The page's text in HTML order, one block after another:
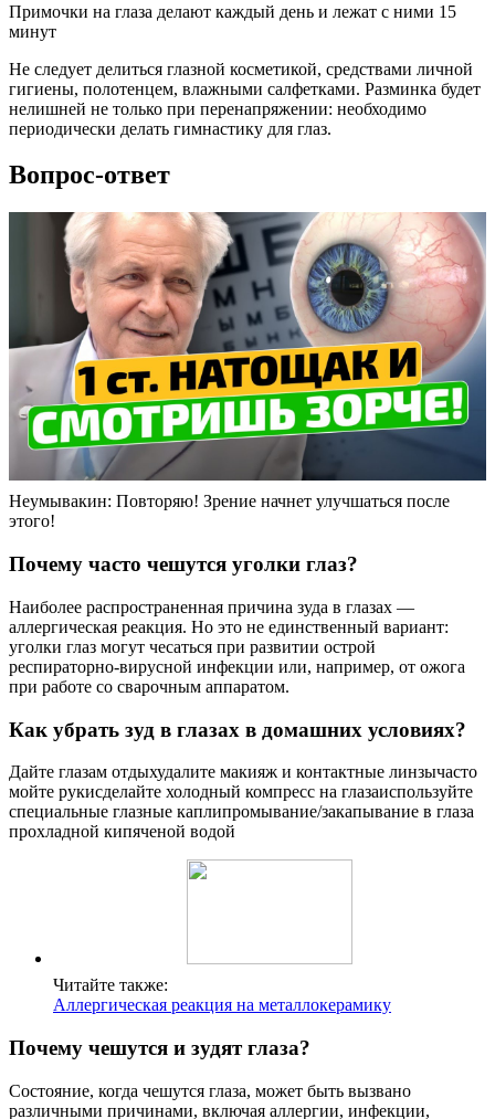
Примочки на глаза делают каждый день и лежат с ними 15
минут
Не следует делиться глазной косметикой, средствами личной
гигиены, полотенцем, влажными салфетками. Разминка будет
нелишней не только при перенапряжении: необходимо
периодически делать гимнастику для глаз.
Вопрос-ответ
Неумывакин: Повторяю! Зрение начнет улучшаться после
этого!
Почему часто чешутся уголки глаз?
Наиболее распространенная причина зуда в глазах —
аллергическая реакция. Но это не единственный вариант:
уголки глаз могут чесаться при развитии острой
респираторно-вирусной инфекции или, например, от ожога
при работе со сварочным аппаратом.
Как убрать зуд в глазах в домашних условиях?
Дайте глазам отдыхудалите макияж и контактные линзычасто
мойте рукисделайте холодный компресс на глазаиспользуйте
специальные глазные каплипромывание/закапывание в глаза
прохладной кипяченой водой
Читайте также:
Аллергическая реакция на металлокерамику
Почему чешутся и зудят глаза?
Состояние, когда чешутся глаза, может быть вызвано
различными причинами, включая аллергии, инфекции,